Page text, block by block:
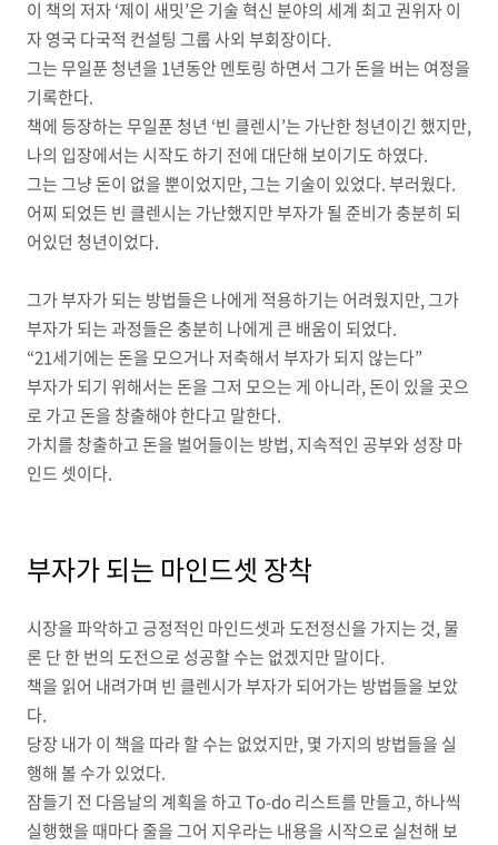
이 책의 저자 ‘제이 새밋’은 기술 혁신 분야의 세계 최고 권위자 이
자 영국 다국적 컨설팅 그룹 사외 부회장이다.
그는 무일푼 청년을 1년동안 멘토링 하면서 그가 돈을 버는 여정을
기록한다.
책에 등장하는 무일푼 청년 ‘빈 클렌시’는 가난한 청년이긴 했지만,
나의 입장에서는 시작도 하기 전에 대단해 보이기도 하였다.
그는 그냥 돈이 없을 뿐이었지만, 그는 기술이 있었다. 부러웠다.
어찌 되었든 빈 클렌시는 가난했지만 부자가 될 준비가 충분히 되
어있던 청년이었다.
그가 부자가 되는 방법들은 나에게 적용하기는 어려웠지만, 그가
부자가 되는 과정들은 충분히 나에게 큰 배움이 되었다.
“21세기에는 돈을 모으거나 저축해서 부자가 되지 않는다”
부자가 되기 위해서는 돈을 그저 모으는 게 아니라, 돈이 있을 곳으
로 가고 돈을 창출해야 한다고 말한다.
가치를 창출하고 돈을 벌어들이는 방법, 지속적인 공부와 성장 마
인드 셋이다.
부자가 되는 마인드셋 장착
시장을 파악하고 긍정적인 마인드셋과 도전정신을 가지는 것, 물
론 단 한 번의 도전으로 성공할 수는 없겠지만 말이다.
책을 읽어 내려가며 빈 클렌시가 부자가 되어가는 방법들을 보았
다.
당장 내가 이 책을 따라 할 수는 없었지만, 몇 가지의 방법들을 실
행해 볼 수가 있었다.
잠들기 전 다음날의 계획을 하고 To-do 리스트를 만들고, 하나씩
실행했을 때마다 줄을 그어 지우라는 내용을 시작으로 실천해 보